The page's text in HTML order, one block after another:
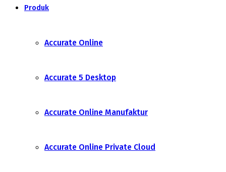
Produk
Accurate Online
Accurate 5 Desktop
Accurate Online Manufaktur
Accurate Online Private Cloud